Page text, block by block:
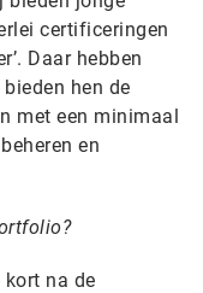
certificeringen
Daar hebben
hen de
met een minimaal
en
kort na de